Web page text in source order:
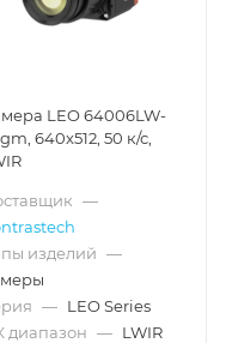
LEO 64006LW-
640x512, 50 к/с,
—
изделий —
— LEO Series
диапазон — LWIR